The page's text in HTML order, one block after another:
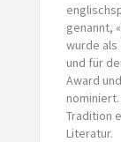
genannt,
wurde als
und für
Award
Tradition
Literatur.